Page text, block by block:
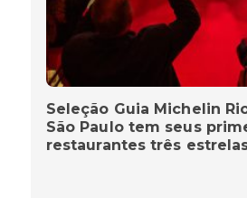
Seleção Guia Michelin
São Paulo tem seus
restaurantes três